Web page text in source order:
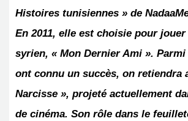
Histoires tunisiennes » de
En 2011, elle est choisie pour
syrien, « Mon Dernier Ami ».
ont connu un succès, on retiendra
Narcisse », projeté actuellement
de cinéma. Son rôle dans le